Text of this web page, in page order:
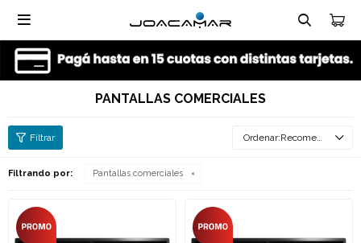

PANTALLAS COMERCIALES
Recomendados
Filtrando por: Pantallas comerciales